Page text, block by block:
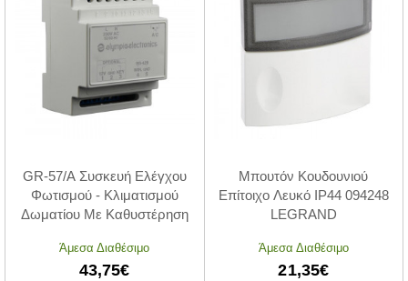
GR-57/A Συσκευή Ελέγχου
Φωτισμού - Κλιματισμού
Δωματίου Με Καθυστέρηση
Άμεσα Διαθέσιμο
43,75€
Μπουτόν Κουδουνιού
Επίτοιχο Λευκό IP44 094248
LEGRAND
Άμεσα Διαθέσιμο
21,35€